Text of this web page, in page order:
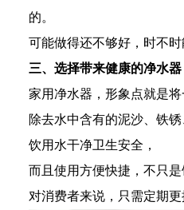
的。
可能做得还不够好，时不
三、选择带来健康的净水器
家用净水器，形象点就是
除去水中含有的泥沙、铁
饮用水干净卫生安全，
而且使用方便快捷，不只
对消费者来说，只需定期更